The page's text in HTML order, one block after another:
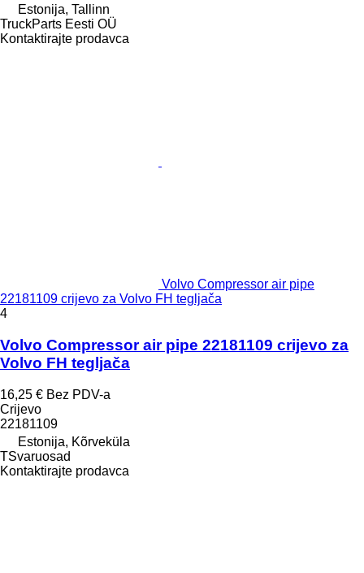
Estonija, Tallinn
TruckParts Eesti OÜ
Kontaktirajte prodavca
Volvo Compressor air pipe
22181109 crijevo za Volvo FH tegljača
4
Volvo Compressor air pipe 22181109 crijevo za
Volvo FH tegljača
16,25 € Bez PDV-a
Crijevo
22181109
Estonija, Kõrveküla
TSvaruosad
Kontaktirajte prodavca